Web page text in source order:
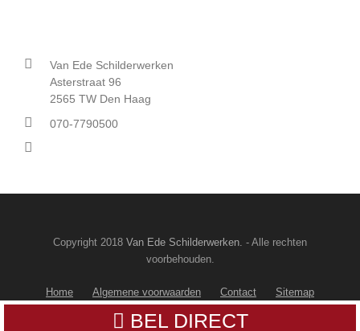
Van Ede Schilderwerken
Asterstraat 96
2565 TW Den Haag
070-7790500
Copyright 2018 Van Ede Schilderwerken. - Alle rechten
voorbehouden.
Home Algemene voorwaarden Contact Sitemap
BEL DIRECT